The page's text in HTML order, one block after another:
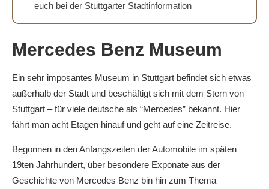
euch bei der Stuttgarter Stadtinformation
Mercedes Benz Museum
Ein sehr imposantes Museum in Stuttgart befindet sich etwas
außerhalb der Stadt und beschäftigt sich mit dem Stern von
Stuttgart – für viele deutsche als “Mercedes” bekannt. Hier
fährt man acht Etagen hinauf und geht auf eine Zeitreise.
Begonnen in den Anfangszeiten der Automobile im späten
19ten Jahrhundert, über besondere Exponate aus der
Geschichte von Mercedes Benz bin hin zum Thema